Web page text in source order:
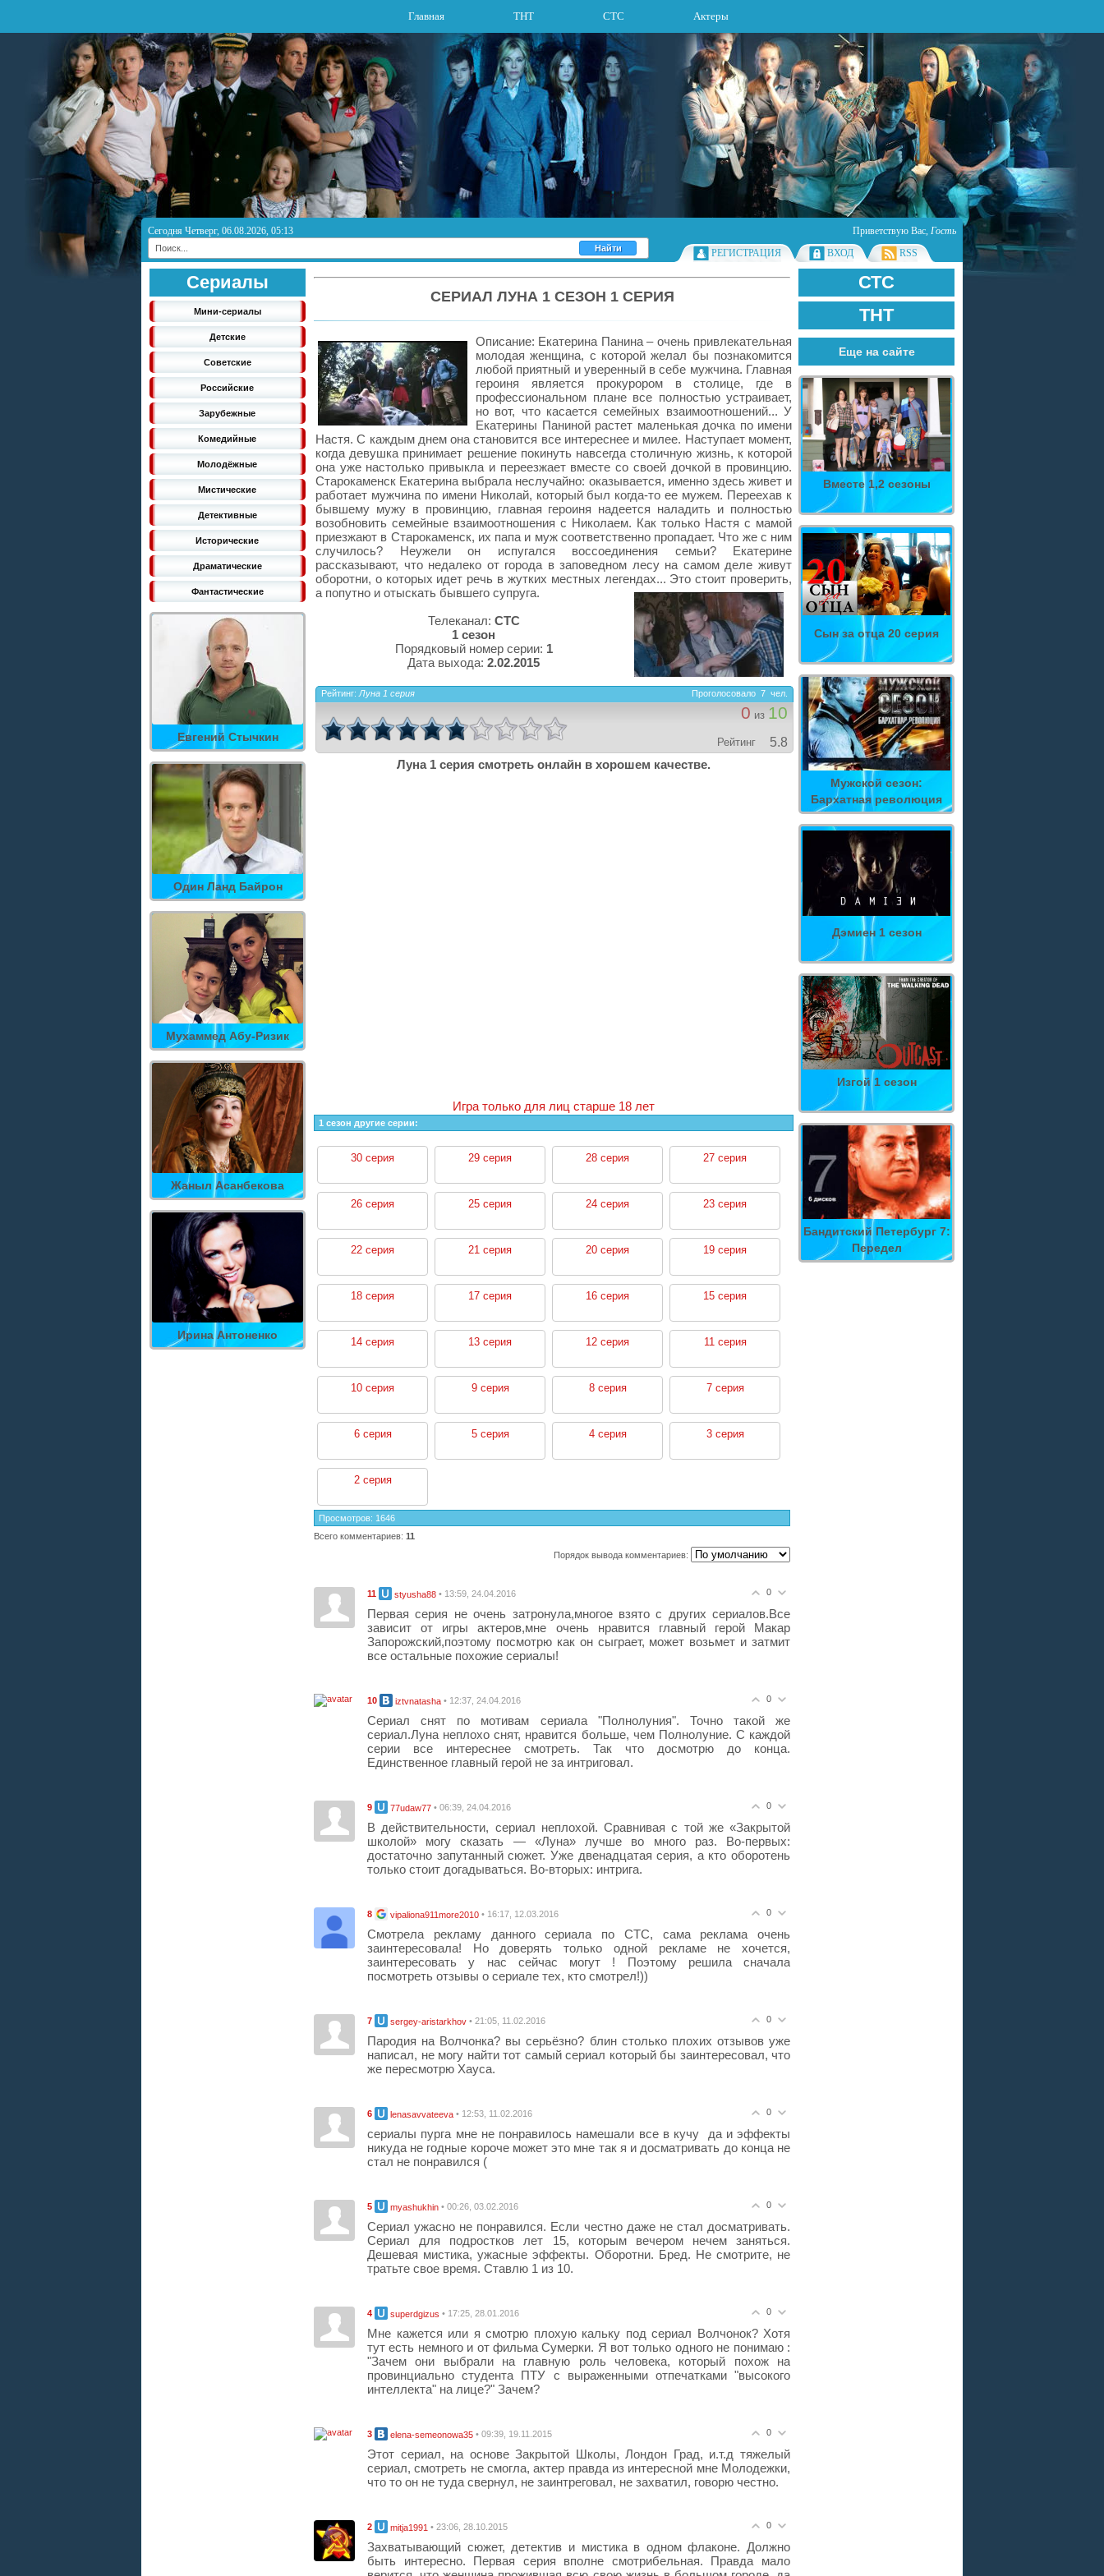
Главная ТНТ СТС Актеры
Сегодня Четверг, 06.08.2026, 05:13 Приветствую Вас, Гость
РЕГИСТРАЦИЯ
ВХОД RSS
Сериалы
Мини-сериалы
Детские
Советские
Российские
Зарубежные
Комедийные
Молодёжные
Мистические
Детективные
Исторические
Драматические
Фантастические
Евгений Стычкин
Один Ланд Байрон
Мухаммед Абу-Ризик
Жаныл Асанбекова
Ирина Антоненко
СТС
ТНТ
Еще на сайте
Вместе 1,2 сезоны
Сын за отца 20 серия
Мужской сезон:
Бархатная революция
Дэмиен 1 сезон
Изгой 1 сезон
Бандитский Петербург 7:
Передел
СЕРИАЛ ЛУНА 1 СЕЗОН 1 СЕРИЯ
Описание: Екатерина Панина – очень привлекательная
молодая женщина, с которой желал бы познакомится
любой приятный и уверенный в себе мужчина. Главная
героиня является прокурором в столице, где в
профессиональном плане все полностью устраивает,
но вот, что касается семейных взаимоотношений... У
Екатерины Паниной растет маленькая дочка по имени
Настя. С каждым днем она становится все интереснее и милее. Наступает момент,
когда девушка принимает решение покинуть навсегда столичную жизнь, к которой
она уже настолько привыкла и переезжает вместе со своей дочкой в провинцию.
Старокаменск Екатерина выбрала неслучайно: оказывается, именно здесь живет и
работает мужчина по имени Николай, который был когда-то ее мужем. Переехав к
бывшему мужу в провинцию, главная героиня надеется наладить и полностью
возобновить семейные взаимоотношения с Николаем. Как только Настя с мамой
приезжают в Старокаменск, их папа и муж соответственно пропадает. Что же с ним
случилось? Неужели он испугался воссоединения семьи? Екатерине
рассказывают, что недалеко от города в заповедном лесу на самом деле живут
оборотни, о которых идет речь в жутких местных легендах... Это стоит проверить,
а попутно и отыскать бывшего супруга.
Телеканал: СТС
1 сезон
Порядковый номер серии: 1
Дата выхода: 2.02.2015
Рейтинг: Луна 1 серия Проголосовало 7 чел.
0 из 10
Рейтинг
5.8
Луна 1 серия смотреть онлайн в хорошем качестве.
Игра только для лиц старше 18 лет
1 сезон другие серии:
30 серия 29 серия 28 серия 27 серия
26 серия 25 серия 24 серия 23 серия
22 серия 21 серия 20 серия 19 серия
18 серия 17 серия 16 серия 15 серия
14 серия 13 серия 12 серия 11 серия
10 серия 9 серия 8 серия 7 серия
6 серия 5 серия 4 серия 3 серия
2 серия
Просмотров: 1646
Всего комментариев: 11
Порядок вывода комментариев:
0
11 styusha88 • 13:59, 24.04.2016
Первая серия не очень затронула,многое взято с других сериалов.Все
зависит от игры актеров,мне очень нравится главный герой Макар
Запорожский,поэтому посмотрю как он сыграет, может возьмет и затмит
все остальные похожие сериалы!
0
10 iztvnatasha • 12:37, 24.04.2016
Сериал снят по мотивам сериала "Полнолуния". Точно такой же
сериал.Луна неплохо снят, нравится больше, чем Полнолуние. С каждой
серии все интереснее смотреть. Так что досмотрю до конца.
Единственное главный герой не за интриговал.
0
9 77udaw77 • 06:39, 24.04.2016
В действительности, сериал неплохой. Сравнивая с той же «Закрытой
школой» могу сказать — «Луна» лучше во много раз. Во-первых:
достаточно запутанный сюжет. Уже двенадцатая серия, а кто оборотень
только стоит догадываться. Во-вторых: интрига.
0
8 vipaliona911more2010 • 16:17, 12.03.2016
Смотрела рекламу данного сериала по СТС, сама реклама очень
заинтересовала! Но доверять только одной рекламе не хочется,
заинтересовать у нас сейчас могут ! Поэтому решила сначала
посмотреть отзывы о сериале тех, кто смотрел!))
0
7 sergey-aristarkhov • 21:05, 11.02.2016
Пародия на Волчонка? вы серьёзно? блин столько плохих отзывов уже
написал, не могу найти тот самый сериал который бы заинтересовал, что
же пересмотрю Хауса.
0
6 lenasavvateeva • 12:53, 11.02.2016
сериалы пурга мне не понравилось намешали все в кучу да и эффекты
никуда не годные короче может это мне так я и досматривать до конца не
стал не понравился (
0
5 myashukhin • 00:26, 03.02.2016
Сериал ужасно не понравился. Если честно даже не стал досматривать.
Сериал для подростков лет 15, которым вечером нечем заняться.
Дешевая мистика, ужасные эффекты. Оборотни. Бред. Не смотрите, не
тратьте свое время. Ставлю 1 из 10.
0
4 superdgizus • 17:25, 28.01.2016
Мне кажется или я смотрю плохую кальку под сериал Волчонок? Хотя
тут есть немного и от фильма Сумерки. Я вот только одного не понимаю :
"Зачем они выбрали на главную роль человека, который похож на
провинциально студента ПТУ с выраженными отпечатками "высокого
интеллекта" на лице?" Зачем?
0
3 elena-semeonowa35 • 09:39, 19.11.2015
Этот сериал, на основе Закрытой Школы, Лондон Град, и.т.д тяжелый
сериал, смотреть не смогла, актер правда из интересной мне Молодежки,
что то он не туда свернул, не заинтреговал, не захватил, говорю честно.
0
2 mitja1991 • 23:06, 28.10.2015
Захватывающий сюжет, детектив и мистика в одном флаконе. Должно
быть интересно. Первая серия вполне смотрибельная. Правда мало